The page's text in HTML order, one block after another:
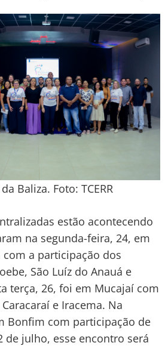
Baliza. Foto: TCERR
estão acontecendo
na segunda-feira, 24, em
com a participação dos
São Luíz do Anauá e
terça, 26, foi em Mucajaí com
e Iracema. Na
Bonfim com participação de
de julho, esse encontro será